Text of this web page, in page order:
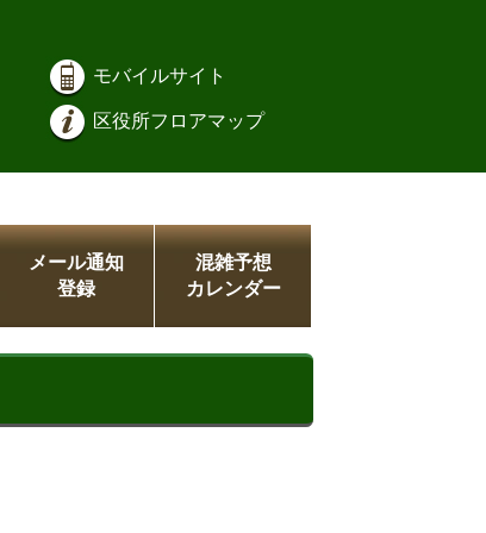
モバイルサイト
区役所フロアマップ
メール通知
登録
混雑予想
カレンダー